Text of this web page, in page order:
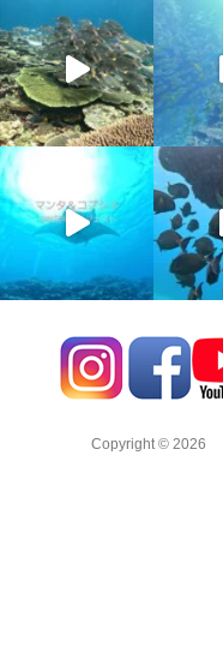
Copyright © 2026